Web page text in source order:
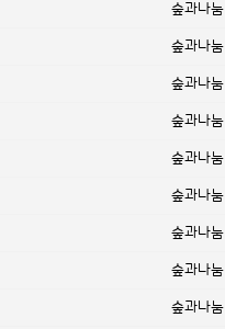
숲과나눔
숲과나눔
숲과나눔
숲과나눔
숲과나눔
숲과나눔
숲과나눔
숲과나눔
숲과나눔